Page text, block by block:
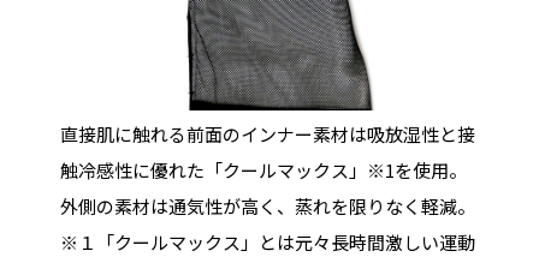
直接肌に触れる前面のインナー素材は吸放湿性と接
触冷感性に優れた「クールマックス」※1を使用。
外側の素材は通気性が高く、蒸れを限りなく軽減。
※１「クールマックス」とは元々長時間激しい運動